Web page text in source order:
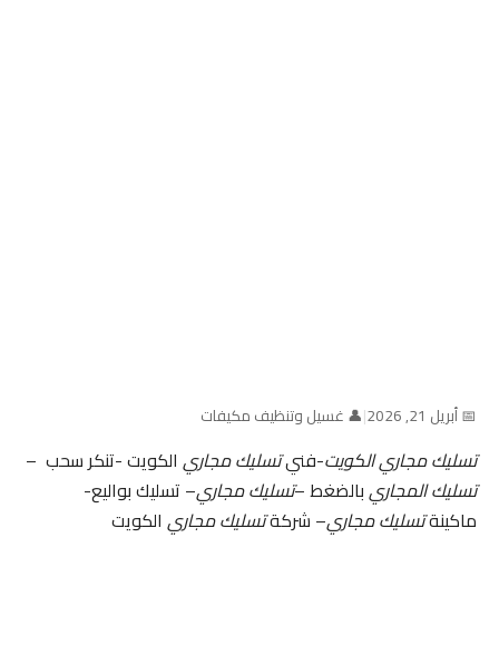
📅 أبريل 21, 2026 |👤 غسيل وتنظيف مكيفات
تسليك مجاري الكويت-فنيتسليك مجاريالكويت -تنكر سحب –
تسليك المجاريبالضغط –تسليك مجاري– تسليك بواليع-
ماكينةتسليك مجاري– شركةتسليك مجاريالكويت